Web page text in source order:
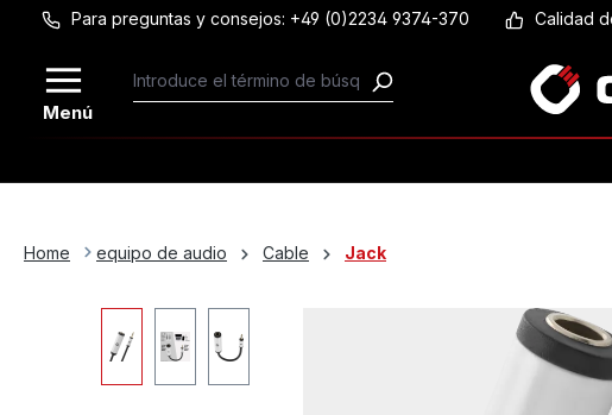
Saltar al contenido principal
Para preguntas y consejos: +49 (0)2234 9374-370 Calidad
Menú
Home equipo de audio Cable Jack